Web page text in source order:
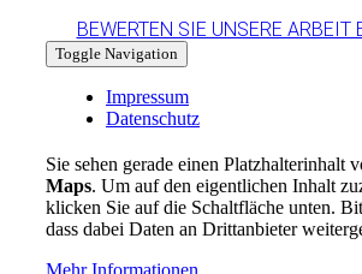
BEWERTEN SIE UNSERE ARBEIT
Toggle Navigation
Impressum
Datenschutz
Sie sehen gerade einen Platzhalterinhalt
Maps. Um auf den eigentlichen Inhalt
klicken Sie auf die Schaltfläche unten.
dass dabei Daten an Drittanbieter